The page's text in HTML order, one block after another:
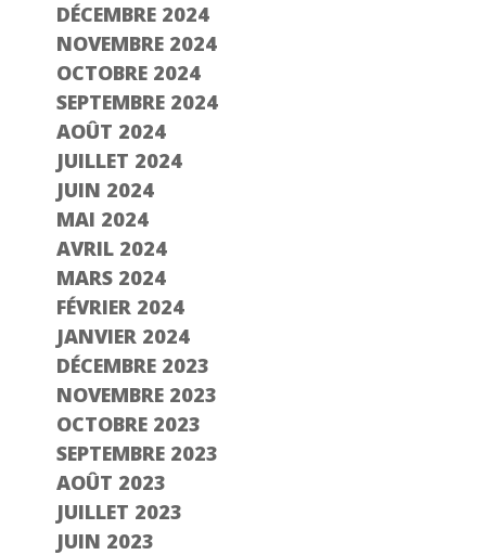
DÉCEMBRE 2024
NOVEMBRE 2024
OCTOBRE 2024
SEPTEMBRE 2024
AOÛT 2024
JUILLET 2024
JUIN 2024
MAI 2024
AVRIL 2024
MARS 2024
FÉVRIER 2024
JANVIER 2024
DÉCEMBRE 2023
NOVEMBRE 2023
OCTOBRE 2023
SEPTEMBRE 2023
AOÛT 2023
JUILLET 2023
JUIN 2023